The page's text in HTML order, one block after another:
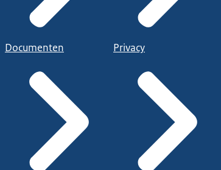
Documenten Privacy